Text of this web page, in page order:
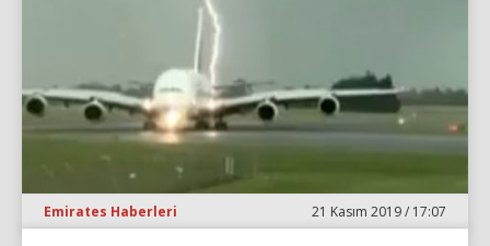
Emirates Haberleri 21 Kasım 2019 / 17:07